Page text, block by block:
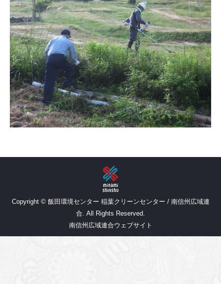
Copyright © 飯田環境センター 稲葉クリーンセンター / 南信州広域連
合. All Rights Reserved.
南信州広域連合ウェブサイト